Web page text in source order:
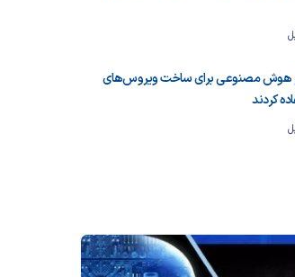
هوش مصنوعی برای ساخت ویروس‌های
کردند